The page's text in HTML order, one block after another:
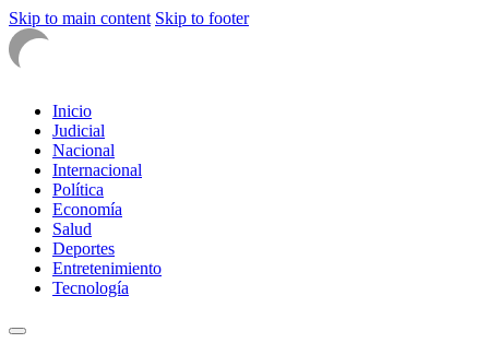
Skip to main content Skip to footer
Inicio
Judicial
Nacional
Internacional
Política
Economía
Salud
Deportes
Entretenimiento
Tecnología